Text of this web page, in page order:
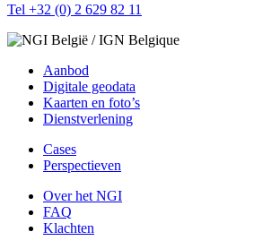
Tel +32 (0) 2 629 82 11
Aanbod
Digitale geodata
Kaarten en foto’s
Dienstverlening
Cases
Perspectieven
Over het NGI
FAQ
Klachten